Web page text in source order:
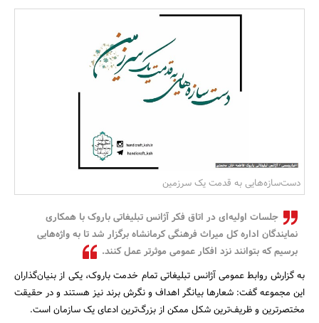
مسکن و ساختمان
دست‌سازه‌هایی به قدمت یک سرزمین
جلسات اولیه‌ای در اتاق فکر آژانس تبلیغاتی باروک با همکاری
نمایندگان اداره کل میراث فرهنگی کرمانشاه برگزار شد تا به واژه‌هایی
برسیم که بتوانند نزد افکار عمومی موثرتر عمل کنند.
به گزارش روابط عمومی آژانس تبلیغاتی تمام خدمت باروک، یکی از بنیان‌گذاران
این مجموعه گفت: شعارها بیانگر اهداف و نگرش برند نیز هستند و در حقیقت
مختصرترین و ظریف‌ترین شکل ممکن از بزرگ‌ترین ادعای یک سازمان است.